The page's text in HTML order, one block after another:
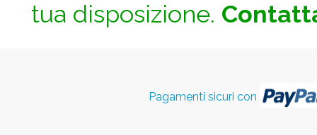
tua disposizione.
Pagamenti sicuri con